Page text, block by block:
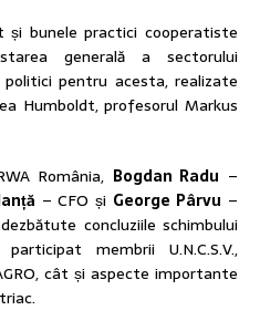
bunele practici cooperatiste
generală a sectorului
pentru acesta, realizate
Humboldt, profesorul Markus
România, Bogdan Radu –
– CFO și George Pârvu –
concluziile schimbului
membrii U.N.C.S.V.,
cât și aspecte importante